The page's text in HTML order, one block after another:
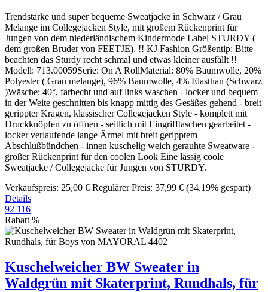
Trendstarke und super bequeme Sweatjacke in Schwarz / Grau
Melange im Collegejacken Style, mit großem Rückenprint für
Jungen von dem niederländischem Kindermode Label STURDY (
dem großen Bruder von FEETJE). !! KJ Fashion Größentip: Bitte
beachten das Sturdy recht schmal und etwas kleiner ausfällt !!
Modell: 713.00059Serie: On A RollMaterial: 80% Baumwolle, 20%
Polyester ( Grau melange), 96% Baumwolle, 4% Elasthan (Schwarz
)Wäsche: 40°, farbecht und auf links waschen - locker und bequem
in der Weite geschnitten bis knapp mittig des Gesäßes gehend - breit
gerippter Kragen, klassischer Collegejacken Style - komplett mit
Druckknöpfen zu öffnen - seitlich mit Eingrifftaschen gearbeitet -
locker verlaufende lange Ärmel mit breit geripptem
Abschlußbündchen - innen kuschelig weich gerauhte Sweatware -
großer Rückenprint für den coolen Look Eine lässig coole
Sweatjacke / Collegejacke für Jungen von STURDY.
Verkaufspreis: 25,00 € Regulärer Preis: 37,99 € (34.19% gespart)
Details
92 116
Rabatt %
Kuschelweicher BW Sweater in
Waldgrün mit Skaterprint, Rundhals, für